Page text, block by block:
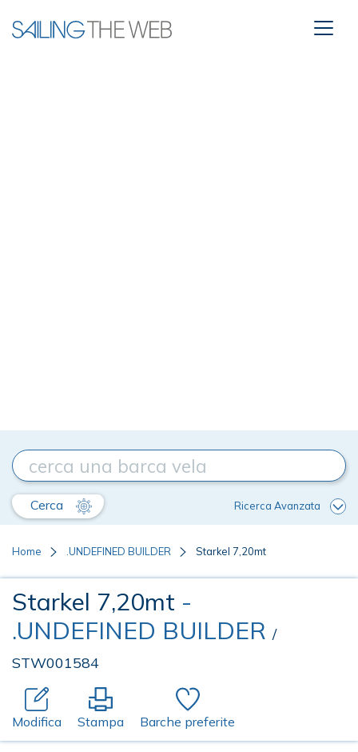
Cerca Ricerca Avanzata
Home .UNDEFINED BUILDER Starkel 7,20mt
Starkel 7,20mt -
.UNDEFINED BUILDER /
STW001584
Modifica Stampa Barche preferite